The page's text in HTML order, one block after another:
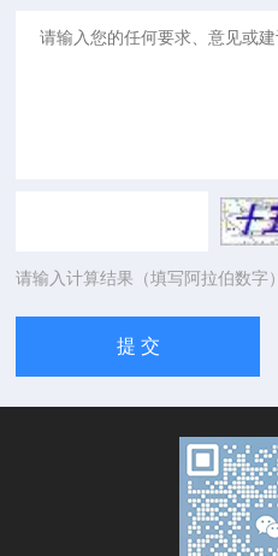
请输入计算结果（填写阿拉伯数字